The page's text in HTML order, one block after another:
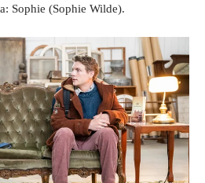
Sophie (Sophie Wilde).